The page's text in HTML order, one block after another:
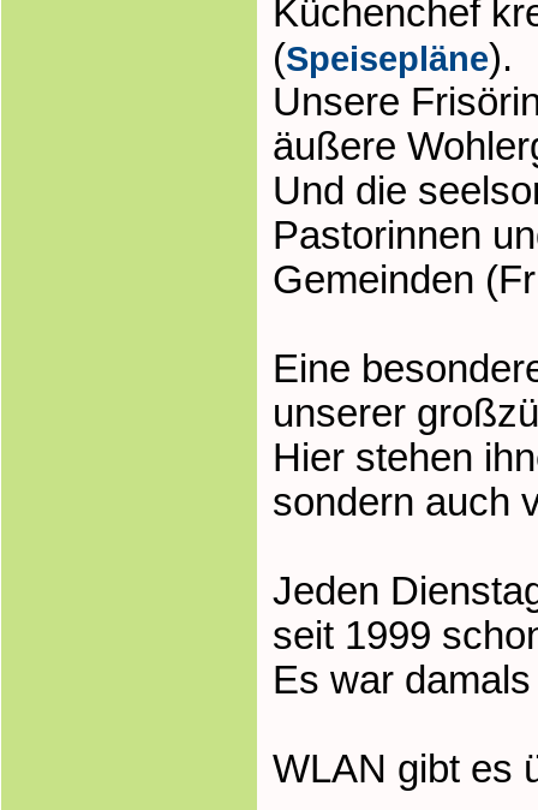
Küchenchef
(Speisepläne).
Unsere
äußere
Und die
Pastorinnen
Gemeinden
Eine
unserer
Hier stehen
sondern auch
Jeden
seit 1999
Es war
WLAN gibt es